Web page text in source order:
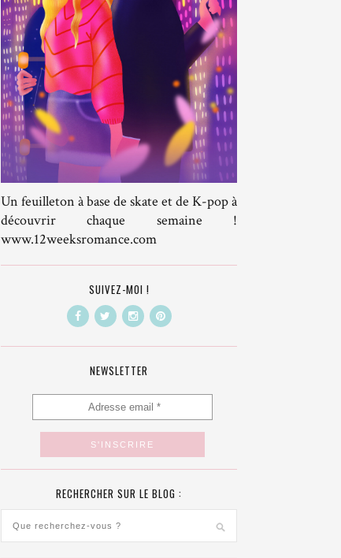
Un feuilleton à base de skate et de K-pop à
découvrir chaque semaine !
www.12weeksromance.com
SUIVEZ-MOI !
NEWSLETTER
RECHERCHER SUR LE BLOG :